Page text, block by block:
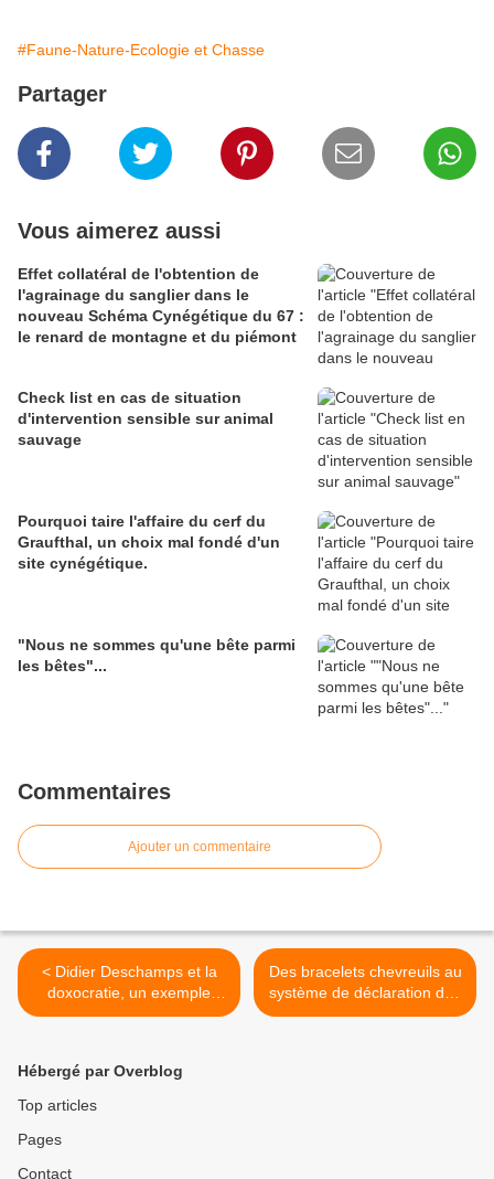
#Faune-Nature-Ecologie et Chasse
Partager
Vous aimerez aussi
Effet collatéral de l'obtention de
l'agrainage du sanglier dans le
nouveau Schéma Cynégétique du 67 :
le renard de montagne et du piémont
Check list en cas de situation
d'intervention sensible sur animal
sauvage
Pourquoi taire l'affaire du cerf du
Graufthal, un choix mal fondé d'un
site cynégétique.
"Nous ne sommes qu'une bête parmi
les bêtes"...
Commentaires
Ajouter un commentaire
< Didier Deschamps et la
doxocratie, un exemple
parmi d'autres.
Des bracelets chevreuils au
système de déclaration des
armes, SIA, en mal de
Hébergé par Overblog
Top articles
Pages
Contact